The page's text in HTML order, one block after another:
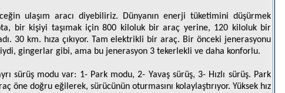
ulaşım aracı diyebiliriz. Dünyanın enerji tüketimini düşürmek
bir kişiyi taşımak için 800 kiloluk bir araç yerine, 120 kiloluk bir
30 km. hıza çıkıyor. Tam elektrikli bir araç. Bir önceki jenerasyonu
gingerlar gibi, ama bu jenerasyon 3 tekerlekli ve daha konforlu.
sürüş modu var: 1- Park modu, 2- Yavaş sürüş, 3- Hızlı sürüş. Park
öne doğru eğilerek, sürücünün oturmasını kolaylaştırıyor. Yüksek hız